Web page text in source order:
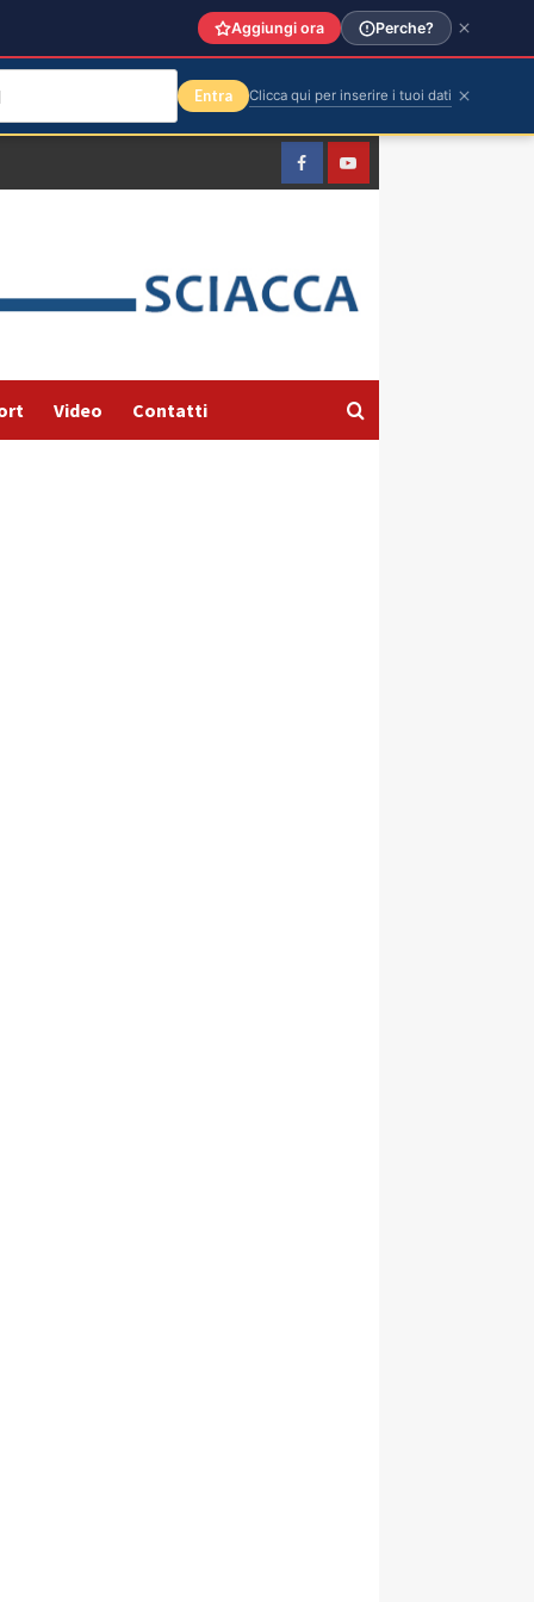
FacebookYountube
Video Contatti
Aggiungi ora Perche?
Entra Clicca qui per inserire i tuoi dati